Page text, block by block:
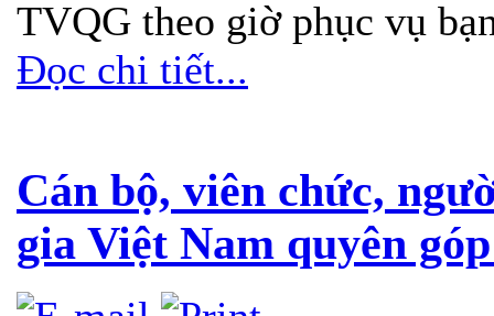
TVQG theo giờ phục vụ
Đọc chi tiết...
Cán bộ, viên chức,
gia Việt Nam quyên